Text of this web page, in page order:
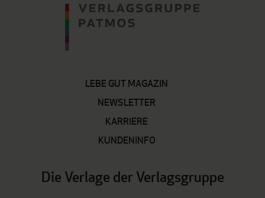
LEBE GUT MAGAZIN
NEWSLETTER
KARRIERE
KUNDENINFO
Die Verlage der Verlagsgruppe